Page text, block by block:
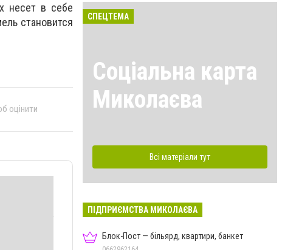
несет в себе
становится
оцінити
СПЕЦТЕМА
Соціальна карта
Миколаєва
Всі матеріали тут
ПІДПРИЄМСТВА МИКОЛАЄВА
Блок-Пост — більярд, квартири, банкет